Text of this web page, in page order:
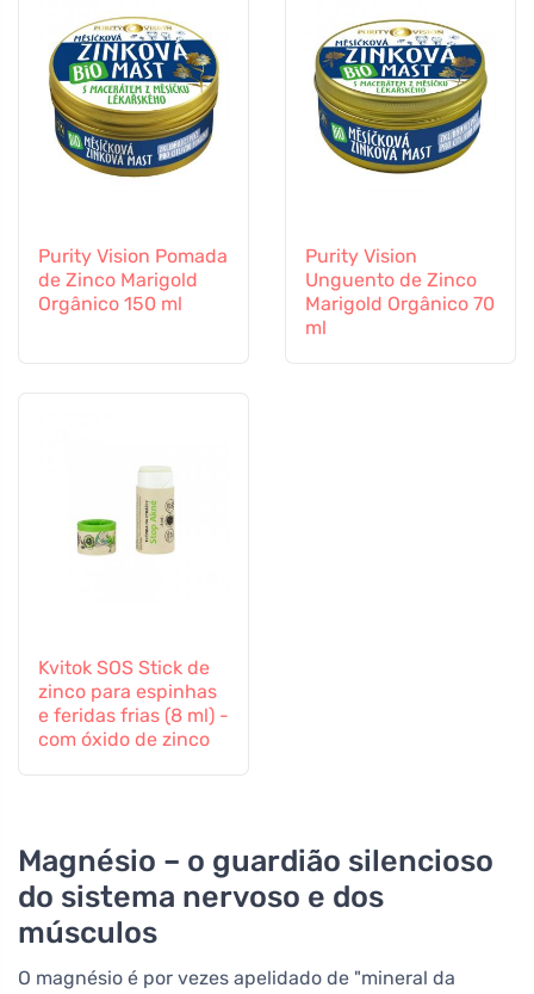
Purity Vision Pomada
de Zinco Marigold
Orgânico 150 ml
Purity Vision
Unguento de Zinco
Marigold Orgânico 70
ml
Kvitok SOS Stick de
zinco para espinhas
e feridas frias (8 ml) -
com óxido de zinco
Magnésio – o guardião silencioso
do sistema nervoso e dos
músculos
O magnésio é por vezes apelidado de "mineral da